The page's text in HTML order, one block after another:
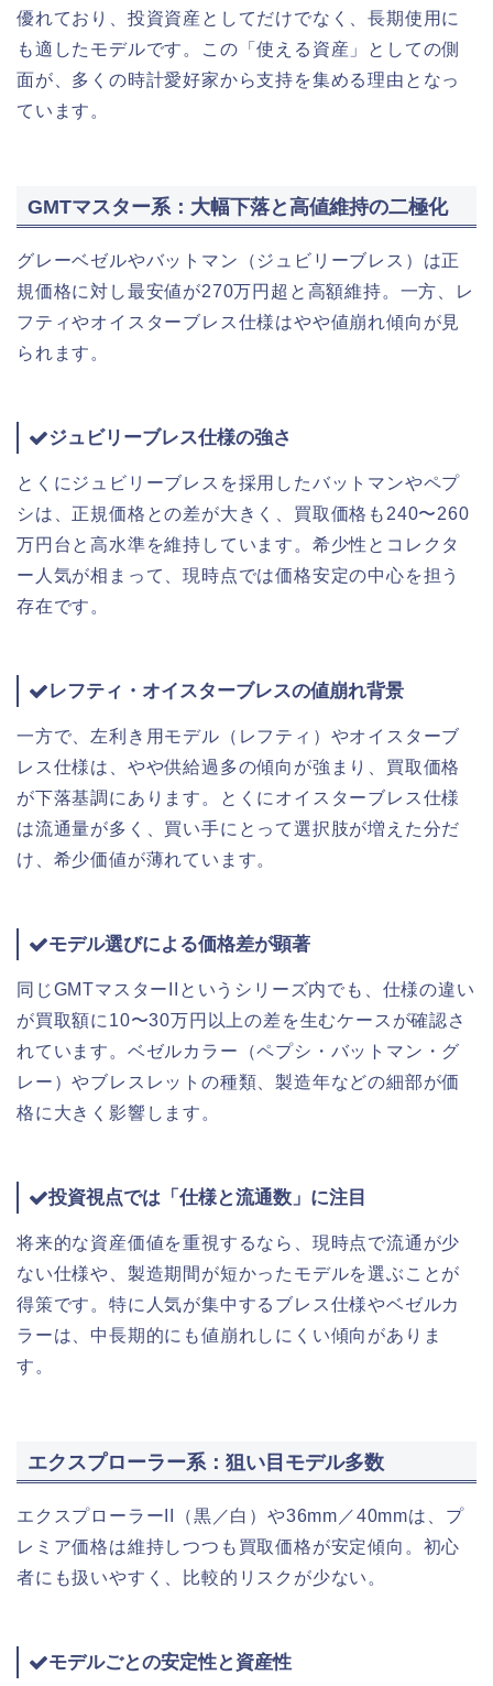
優れており、投資資産としてだけでなく、長期使用に
も適したモデルです。この「使える資産」としての側
面が、多くの時計愛好家から支持を集める理由となっ
ています。
GMTマスター系：大幅下落と高値維持の二極化
グレーベゼルやバットマン（ジュビリーブレス）は正
規価格に対し最安値が270万円超と高額維持。一方、レ
フティやオイスターブレス仕様はやや値崩れ傾向が見
られます。
ジュビリーブレス仕様の強さ
とくにジュビリーブレスを採用したバットマンやペプ
シは、正規価格との差が大きく、買取価格も240〜260
万円台と高水準を維持しています。希少性とコレクタ
ー人気が相まって、現時点では価格安定の中心を担う
存在です。
レフティ・オイスターブレスの値崩れ背景
一方で、左利き用モデル（レフティ）やオイスターブ
レス仕様は、やや供給過多の傾向が強まり、買取価格
が下落基調にあります。とくにオイスターブレス仕様
は流通量が多く、買い手にとって選択肢が増えた分だ
け、希少価値が薄れています。
モデル選びによる価格差が顕著
同じGMTマスターIIというシリーズ内でも、仕様の違い
が買取額に10〜30万円以上の差を生むケースが確認さ
れています。ベゼルカラー（ペプシ・バットマン・グ
レー）やブレスレットの種類、製造年などの細部が価
格に大きく影響します。
投資視点では「仕様と流通数」に注目
将来的な資産価値を重視するなら、現時点で流通が少
ない仕様や、製造期間が短かったモデルを選ぶことが
得策です。特に人気が集中するブレス仕様やベゼルカ
ラーは、中長期的にも値崩れしにくい傾向がありま
す。
エクスプローラー系：狙い目モデル多数
エクスプローラーII（黒／白）や36mm／40mmは、プ
レミア価格は維持しつつも買取価格が安定傾向。初心
者にも扱いやすく、比較的リスクが少ない。
モデルごとの安定性と資産性